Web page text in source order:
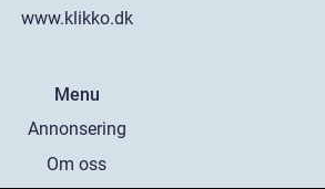
www.klikko.dk
Menu
Annonsering
Om oss